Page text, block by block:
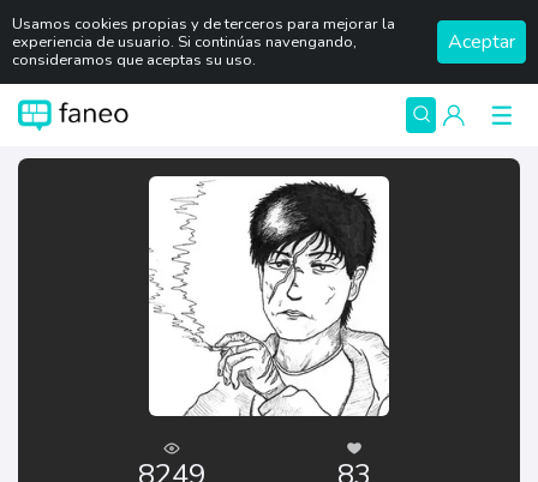
Usamos cookies propias y de terceros para mejorar la
experiencia de usuario. Si continúas navengando,
consideramos que aceptas su uso.
Aceptar